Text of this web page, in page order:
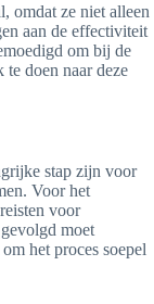
omdat ze niet alleen
aan de effectiviteit
om bij de
doen naar deze
stap zijn voor
Voor het
voor
moet
het proces soepel